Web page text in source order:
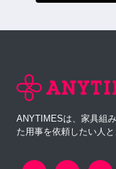
ANYTIMESは、家具組
た用事を依頼したい人